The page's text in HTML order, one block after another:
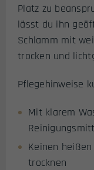
Platz zu
lässt du ihn
Schlamm mit
trocken und
Pflegehinweise
Mit klarem
Keinen
trocknen